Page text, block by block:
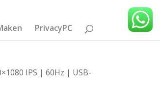
PrivacyPC
IPS | 60Hz | USB-